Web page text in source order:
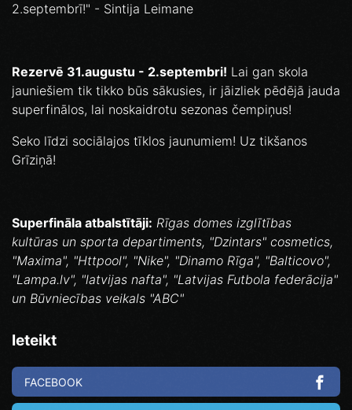
2.septembrī!" - Sintija Leimane
Rezervē 31.augustu - 2.septembri! Lai gan skola
jauniešiem tik tikko būs sākusies, ir jāizliek pēdējā jauda
superfinālos, lai noskaidrotu sezonas čempiņus!
Seko līdzi sociālajos tīklos jaunumiem! Uz tikšanos
Grīziņā!
Superfināla atbalstītāji: Rīgas domes izglītības
kultūras un sporta departiments, "Dzintars" cosmetics,
"Maxima", "Httpool", "Nike", "Dinamo Rīga", "Balticovo",
"Lampa.lv", "latvijas nafta", "Latvijas Futbola federācija"
un Būvniecības veikals "ABC"
Ieteikt
FACEBOOK